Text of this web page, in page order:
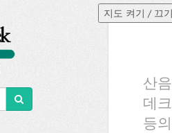
산
데
등